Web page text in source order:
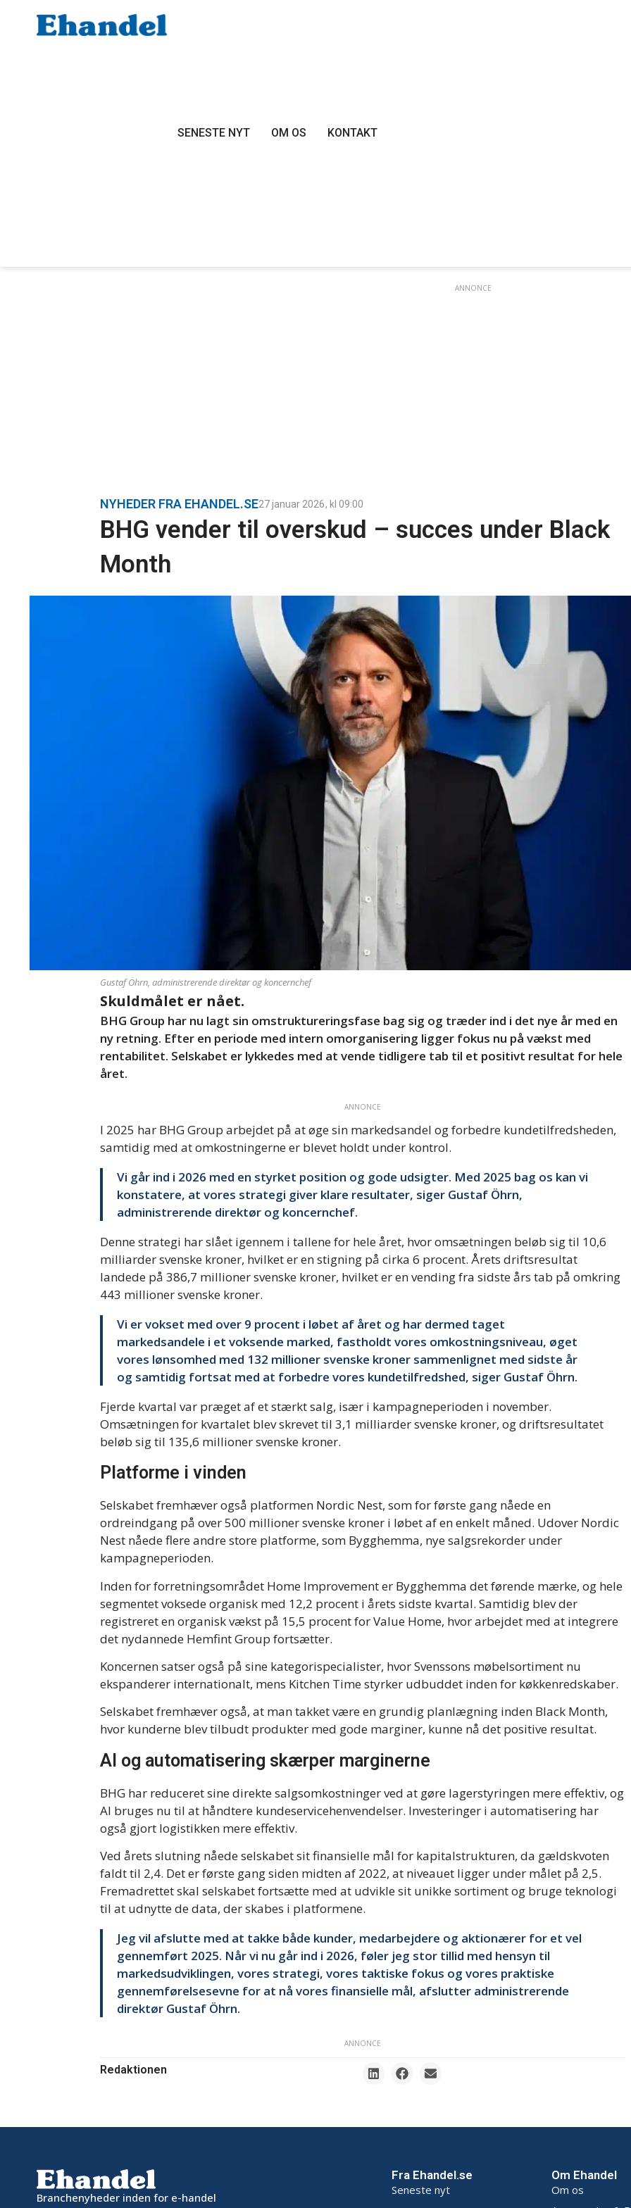
SENESTE NYT OM OS KONTAKT
ANNONCE
NYHEDER FRA EHANDEL.SE27 januar 2026, kl 09:00
BHG vender til overskud – succes under Black
Month
Gustaf Öhrn, administrerende direktør og koncernchef
Skuldmålet er nået.
BHG Group har nu lagt sin omstruktureringsfase bag sig og træder ind i det nye år med en
ny retning. Efter en periode med intern omorganisering ligger fokus nu på vækst med
rentabilitet. Selskabet er lykkedes med at vende tidligere tab til et positivt resultat for hele
året.
ANNONCE
I 2025 har BHG Group arbejdet på at øge sin markedsandel og forbedre kundetilfredsheden,
samtidig med at omkostningerne er blevet holdt under kontrol.
Vi går ind i 2026 med en styrket position og gode udsigter. Med 2025 bag os kan vi
konstatere, at vores strategi giver klare resultater, siger Gustaf Öhrn,
administrerende direktør og koncernchef.
Denne strategi har slået igennem i tallene for hele året, hvor omsætningen beløb sig til 10,6
milliarder svenske kroner, hvilket er en stigning på cirka 6 procent. Årets driftsresultat
landede på 386,7 millioner svenske kroner, hvilket er en vending fra sidste års tab på omkring
443 millioner svenske kroner.
Vi er vokset med over 9 procent i løbet af året og har dermed taget
markedsandele i et voksende marked, fastholdt vores omkostningsniveau, øget
vores lønsomhed med 132 millioner svenske kroner sammenlignet med sidste år
og samtidig fortsat med at forbedre vores kundetilfredshed, siger Gustaf Öhrn.
Fjerde kvartal var præget af et stærkt salg, især i kampagneperioden i november.
Omsætningen for kvartalet blev skrevet til 3,1 milliarder svenske kroner, og driftsresultatet
beløb sig til 135,6 millioner svenske kroner.
Platforme i vinden
Selskabet fremhæver også platformen Nordic Nest, som for første gang nåede en
ordreindgang på over 500 millioner svenske kroner i løbet af en enkelt måned. Udover Nordic
Nest nåede flere andre store platforme, som Bygghemma, nye salgsrekorder under
kampagneperioden.
Inden for forretningsområdet Home Improvement er Bygghemma det førende mærke, og hele
segmentet voksede organisk med 12,2 procent i årets sidste kvartal. Samtidig blev der
registreret en organisk vækst på 15,5 procent for Value Home, hvor arbejdet med at integrere
det nydannede Hemfint Group fortsætter.
Koncernen satser også på sine kategorispecialister, hvor Svenssons møbelsortiment nu
ekspanderer internationalt, mens Kitchen Time styrker udbuddet inden for køkkenredskaber.
Selskabet fremhæver også, at man takket være en grundig planlægning inden Black Month,
hvor kunderne blev tilbudt produkter med gode marginer, kunne nå det positive resultat.
AI og automatisering skærper marginerne
BHG har reduceret sine direkte salgsomkostninger ved at gøre lagerstyringen mere effektiv, og
AI bruges nu til at håndtere kundeservicehenvendelser. Investeringer i automatisering har
også gjort logistikken mere effektiv.
Ved årets slutning nåede selskabet sit finansielle mål for kapitalstrukturen, da gældskvoten
faldt til 2,4. Det er første gang siden midten af 2022, at niveauet ligger under målet på 2,5.
Fremadrettet skal selskabet fortsætte med at udvikle sit unikke sortiment og bruge teknologi
til at udnytte de data, der skabes i platformene.
Jeg vil afslutte med at takke både kunder, medarbejdere og aktionærer for et vel
gennemført 2025. Når vi nu går ind i 2026, føler jeg stor tillid med hensyn til
markedsudviklingen, vores strategi, vores taktiske fokus og vores praktiske
gennemførelsesevne for at nå vores finansielle mål, afslutter administrerende
direktør Gustaf Öhrn.
ANNONCE
Redaktionen
Branchenyheder inden for e-handel
Fra Ehandel.se
Seneste nyt
Om Ehandel
Om os